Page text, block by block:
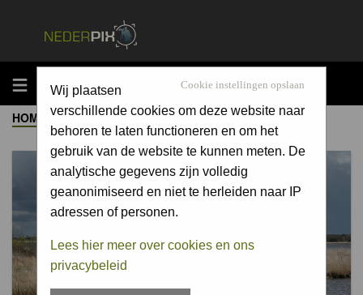
MENU Cookie instellingen opslaan
Wij plaatsen
verschillende cookies om deze website naar
behoren te laten functioneren en om het
gebruik van de website te kunnen meten. De
analytische gegevens zijn volledig
geanonimiseerd en niet te herleiden naar IP
adressen of personen.
Lees hier meer over cookies en ons
privacybeleid
HOME ->ALBUM